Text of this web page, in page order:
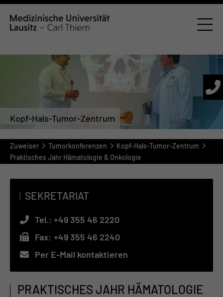
Kopf-Hals-Tumor-Zentrum
Zuweiser Tumorkonferenzen
Kopf-Hals-Tumor-Zentrum
Praktisches Jahr Hämatologie & Onkologie
SEKRETARIAT
Tel.: +49 355 46 2220
Fax: +49 355 46 2240
Per E-Mail kontaktieren
PRAKTISCHES JAHR HÄMATOLOGIE